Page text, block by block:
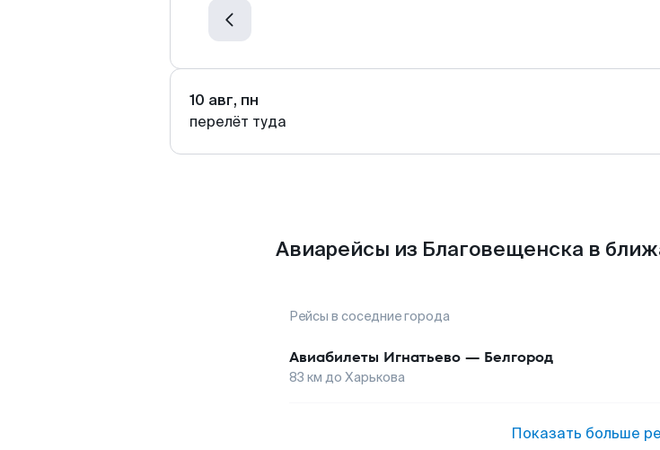
10 авг, пн
перелёт туда
Авиарейсы из Благовещенска в
Рейсы в соседние города
Авиабилеты Игнатьево — Белгород
83 км до Харькова
Показать больше